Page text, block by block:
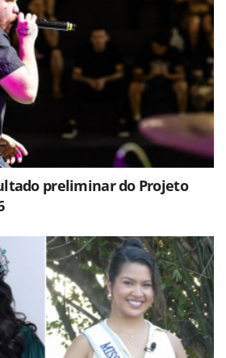
preliminar do Projeto